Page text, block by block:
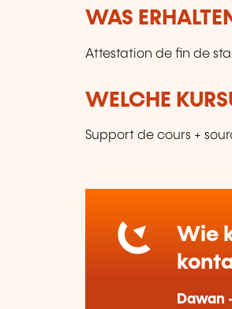
WAS
Attestation de fin de
WELCHE
Support de cours +
Wie
Dawan